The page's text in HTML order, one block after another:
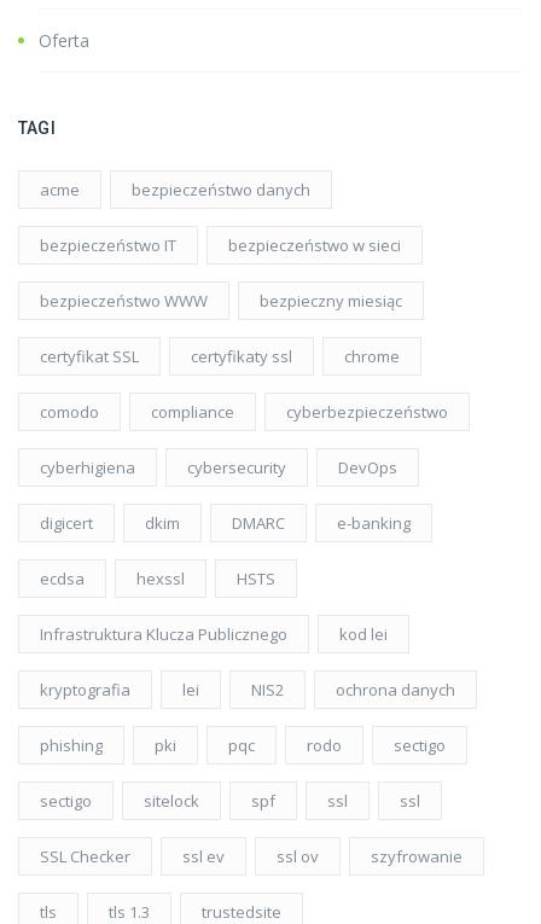
Oferta
TAGI
acme bezpieczeństwo danych
bezpieczeństwo IT bezpieczeństwo w sieci
bezpieczeństwo WWW bezpieczny miesiąc
certyfikat SSL certyfikaty ssl chrome
comodo compliance cyberbezpieczeństwo
cyberhigiena cybersecurity DevOps
digicert dkim DMARC e-banking
ecdsa hexssl HSTS
Infrastruktura Klucza Publicznego kod lei
kryptografia lei NIS2 ochrona danych
phishing pki pqc rodo sectigo
sectigo sitelock spf ssl ssl
SSL Checker ssl ev ssl ov szyfrowanie
tls tls 1.3 trustedsite